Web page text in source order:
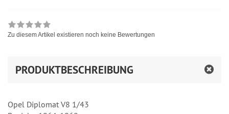
Zu diesem Artikel existieren noch keine Bewertungen
PRODUKTBESCHREIBUNG
Opel Diplomat V8 1/43